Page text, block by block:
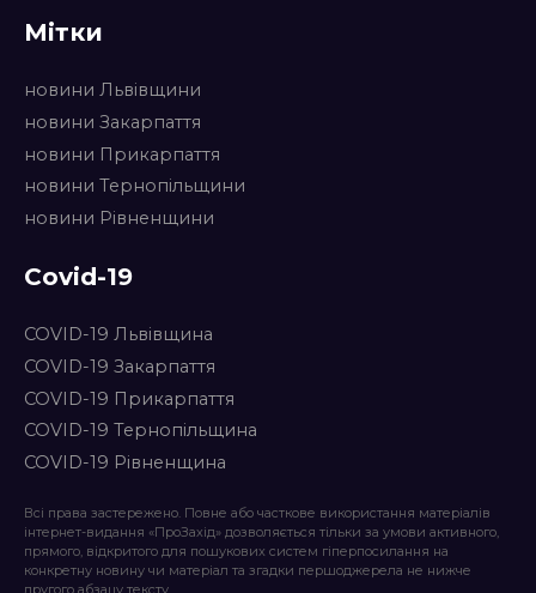
Мітки
новини Львівщини
новини Закарпаття
новини Прикарпаття
новини Тернопільщини
новини Рівненщини
Covid-19
COVID-19 Львівщина
COVID-19 Закарпаття
COVID-19 Прикарпаття
COVID-19 Тернопільщина
COVID-19 Рівненщина
Всі права застережено. Повне або часткове використання матеріалів
інтернет-видання «ПроЗахід» дозволяється тільки за умови активного,
прямого, відкритого для пошукових систем гіперпосилання на
конкретну новину чи матеріал та згадки першоджерела не нижче
другого абзацу тексту.